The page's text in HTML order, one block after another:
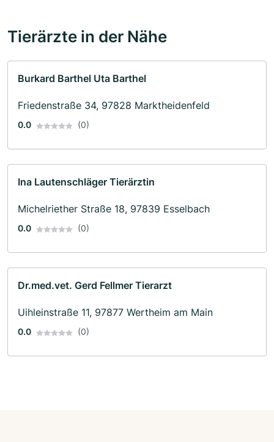
Tierärzte in der Nähe
Burkard Barthel Uta Barthel
Friedenstraße 34, 97828 Marktheidenfeld
0.0 (0)
Ina Lautenschläger Tierärztin
Michelriether Straße 18, 97839 Esselbach
0.0 (0)
Dr.med.vet. Gerd Fellmer Tierarzt
Uihleinstraße 11, 97877 Wertheim am Main
0.0 (0)